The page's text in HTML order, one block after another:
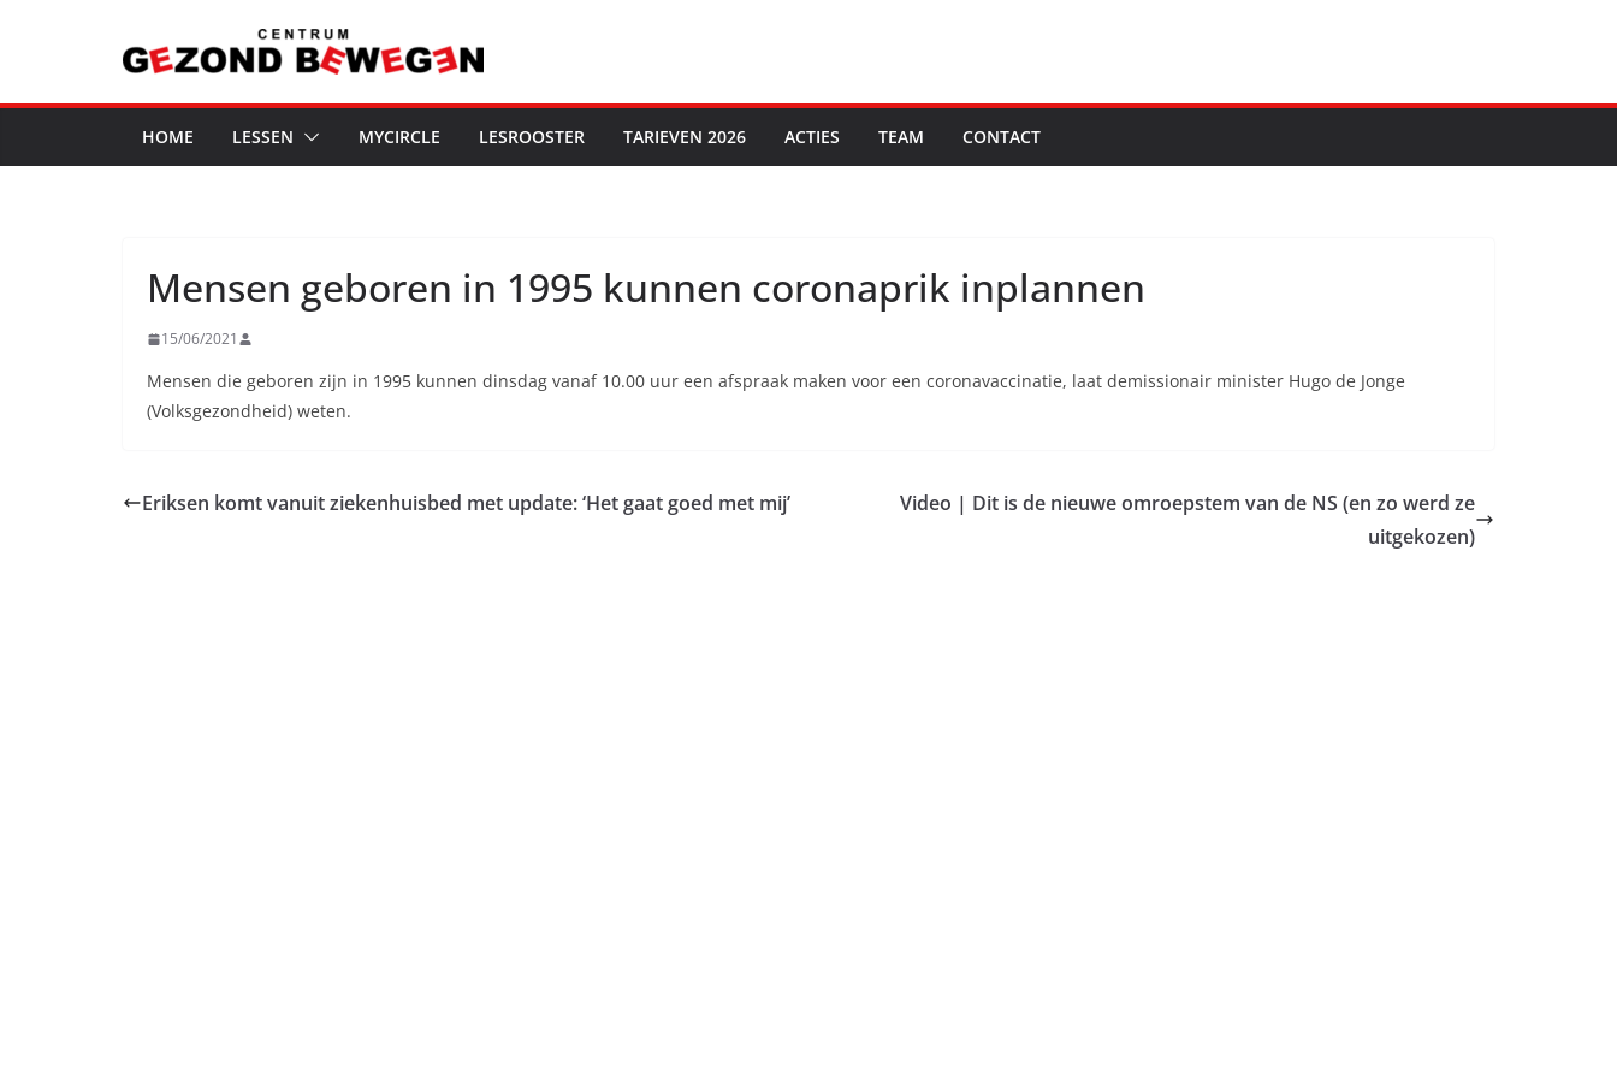
inhoud
HOME LESSEN MYCIRCLE LESROOSTER TARIEVEN 2026 ACTIES TEAM CONTACT
Mensen geboren in 1995 kunnen coronaprik inplannen
15/06/2021
Mensen die geboren zijn in 1995 kunnen dinsdag vanaf 10.00 uur een afspraak maken voor een coronavaccinatie, laat demissionair minister Hugo de Jonge
(Volksgezondheid) weten.
Eriksen komt vanuit ziekenhuisbed met update: ‘Het gaat goed met mij’
Video | Dit is de nieuwe omroepstem van de NS (en zo werd ze
uitgekozen)